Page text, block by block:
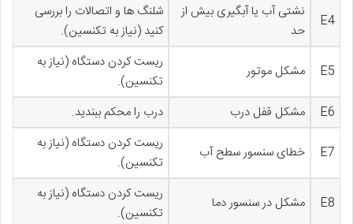
E4
نشتی آب یا آبگیری بیش از
حد
شلنگ ها و اتصالات را بررسی
کنید (نیاز به تکنسین).
E5 مشکل موتور
ریست کردن دستگاه (نیاز به
تکنسین).
E6
مشکل قفل درب درب را محکم ببندید.
E7 خطای سنسور سطح آب
ریست کردن دستگاه (نیاز به
تکنسین).
E8 مشکل در سنسور دما
ریست کردن دستگاه (نیاز به
تکنسین).